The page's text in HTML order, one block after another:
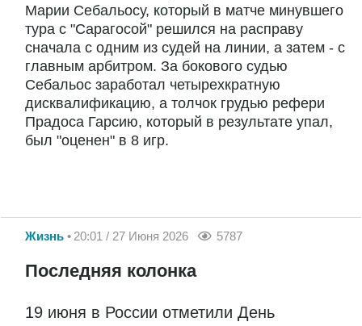
Марии Себальосу, который в матче минувшего
тура с "Сарагосой" решился на расправу
сначала с одним из судей на линии, а затем - с
главным арбитром. За бокового судью
Себальос заработал четырехкратную
дисквалификацию, а толчок грудью рефери
Прадоса Гарсию, который в результате упал,
был "оценен" в 8 игр.
Жизнь 20:01 / 27 Июня 2026 5787
Последняя колонка
19 июня в России отметили День